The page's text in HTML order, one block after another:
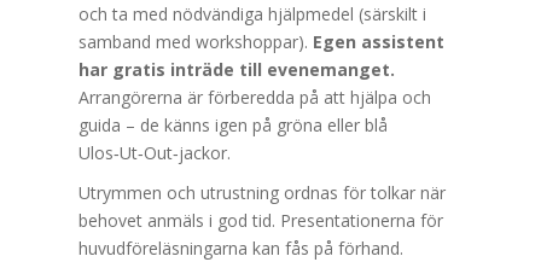
och ta med nödvändiga hjälpmedel (särskilt i
samband med workshoppar). Egen assistent
har gratis inträde till evenemanget.
Arrangörerna är förberedda på att hjälpa och
guida – de känns igen på gröna eller blå
Ulos‑Ut‑Out‑jackor.
Utrymmen och utrustning ordnas för tolkar när
behovet anmäls i god tid. Presentationerna för
huvudföreläsningarna kan fås på förhand.